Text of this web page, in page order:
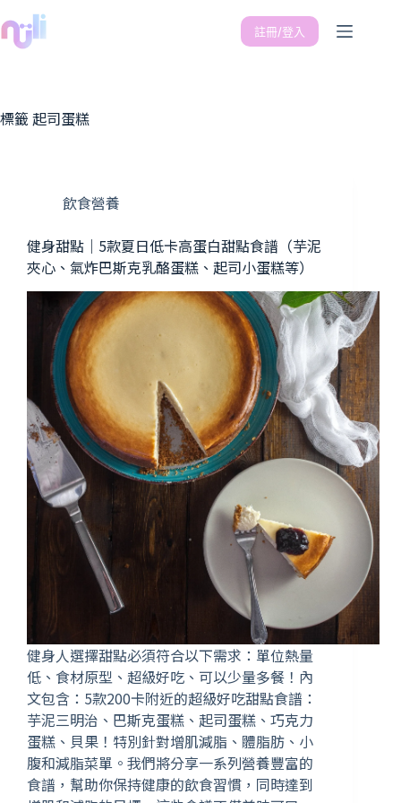
註冊/登入
標籤 起司蛋糕
飲食營養
健身甜點｜5款夏日低卡高蛋白甜點食譜（芋泥
夾心、氣炸巴斯克乳酪蛋糕、起司小蛋糕等）
健身人選擇甜點必須符合以下需求：單位熱量
低、食材原型、超級好吃、可以少量多餐！內
文包含：5款200卡附近的超級好吃甜點食譜：
芋泥三明治、巴斯克蛋糕、起司蛋糕、巧克力
蛋糕、貝果！特別針對增肌減脂、體脂肪、小
腹和減脂菜單。我們將分享一系列營養豐富的
食譜，幫助你保持健康的飲食習慣，同時達到